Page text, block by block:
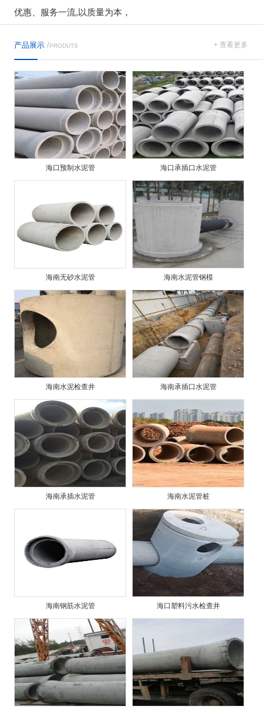
优惠、服务一流,以质量为本，
产品展示 /PRODUTS + 查看更多
海口预制水泥管 海口承插口水泥管
海南无砂水泥管 海南水泥管钢模
海南水泥检查井 海南承插口水泥管
海南承插水泥管 海南水泥管桩
海南钢筋水泥管 海口塑料污水检查井